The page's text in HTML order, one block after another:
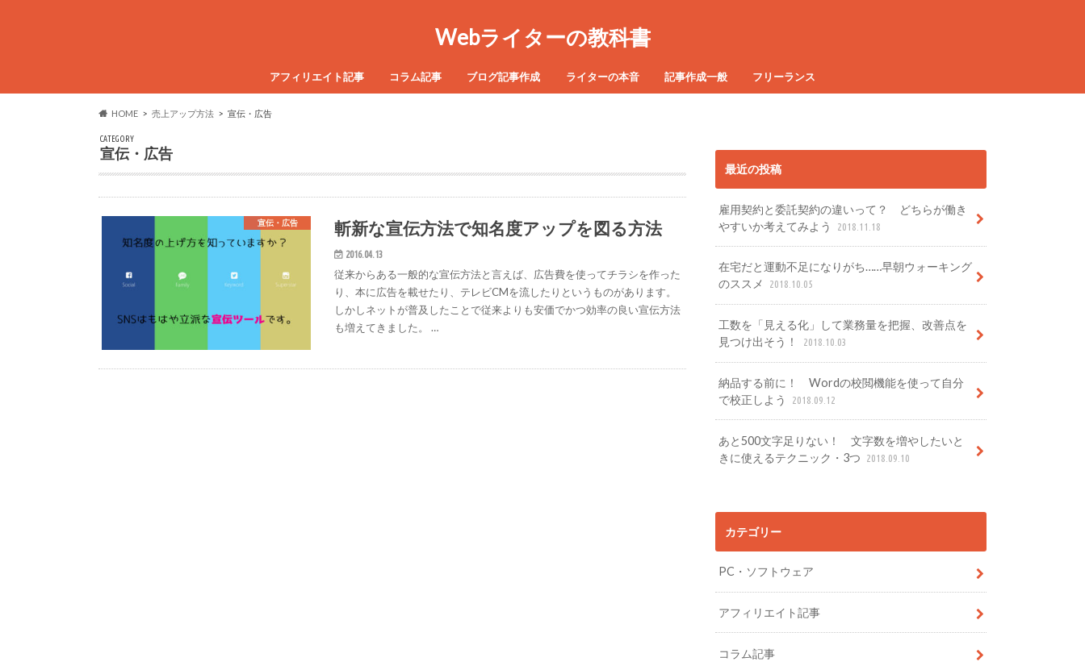
Webライターの教科書
アフィリエイト記事 コラム記事 ブログ記事作成 ライターの本音 記事作成一般 フリーランス
HOME 売上アップ方法 宣伝・広告
CATEGORY
宣伝・広告
宣伝・広告 斬新な宣伝方法で知名度アップを図る方法
2016.04.13
従来からある一般的な宣伝方法と言えば、広告費を使ってチラシを作った
り、本に広告を載せたり、テレビCMを流したりというものがあります。
しかしネットが普及したことで従来よりも安価でかつ効率の良い宣伝方法
も増えてきました。 …
最近の投稿
雇用契約と委託契約の違いって？ どちらが働き
やすいか考えてみよう
2018.11.18
在宅だと運動不足になりがち……早朝ウォーキング
のススメ
2018.10.05
工数を「見える化」して業務量を把握、改善点を
見つけ出そう！
2018.10.03
納品する前に！ Wordの校閲機能を使って自分
で校正しよう
2018.09.12
あと500文字足りない！ 文字数を増やしたいと
きに使えるテクニック・3つ
2018.09.10
カテゴリー
PC・ソフトウェア
アフィリエイト記事
コラム記事